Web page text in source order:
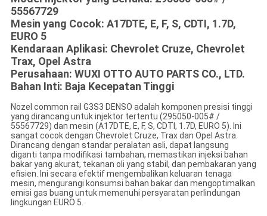
55567729
Mesin yang Cocok: A17DTE, E, F, S, CDTI, 1.7D,
EURO 5
Kendaraan Aplikasi: Chevrolet Cruze, Chevrolet
Trax, Opel Astra
Perusahaan: WUXI OTTO AUTO PARTS CO., LTD.
Bahan Inti: Baja Kecepatan Tinggi
Nozel common rail G3S3 DENSO adalah komponen presisi tinggi
yang dirancang untuk injektor tertentu (295050-005# /
55567729) dan mesin (A17DTE, E, F, S, CDTI, 1.7D, EURO 5). Ini
sangat cocok dengan Chevrolet Cruze, Trax dan Opel Astra.
Dirancang dengan standar peralatan asli, dapat langsung
diganti tanpa modifikasi tambahan, memastikan injeksi bahan
bakar yang akurat, tekanan oli yang stabil, dan pembakaran yang
efisien. Ini secara efektif mengembalikan keluaran tenaga
mesin, mengurangi konsumsi bahan bakar dan mengoptimalkan
emisi gas buang untuk memenuhi persyaratan perlindungan
lingkungan EURO 5.